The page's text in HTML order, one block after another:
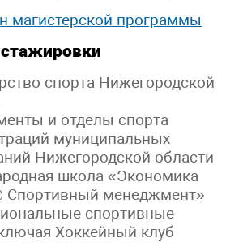
магистерской программы
спорта Нижегородской
и отделы спорта
муниципальных
Нижегородской области
школа «Экономика
Спортивный менеджмент»
спортивные
Хоккейный клуб